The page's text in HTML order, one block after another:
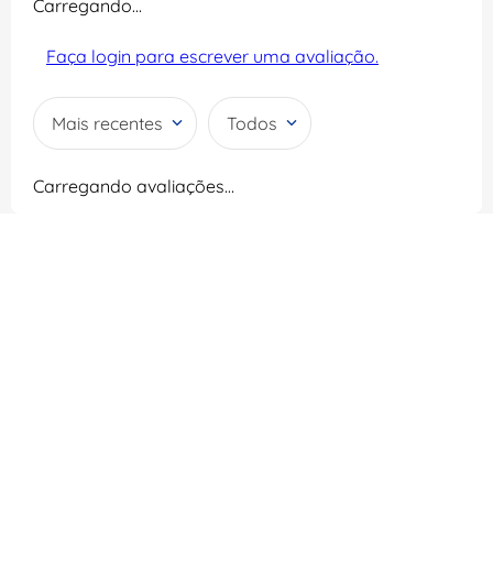
Carregando…
Faça login para escrever uma avaliação.
Mais recentes Todos
Carregando avaliações…